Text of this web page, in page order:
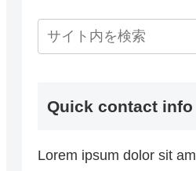
Quick contact info
Lorem ipsum dolor sit